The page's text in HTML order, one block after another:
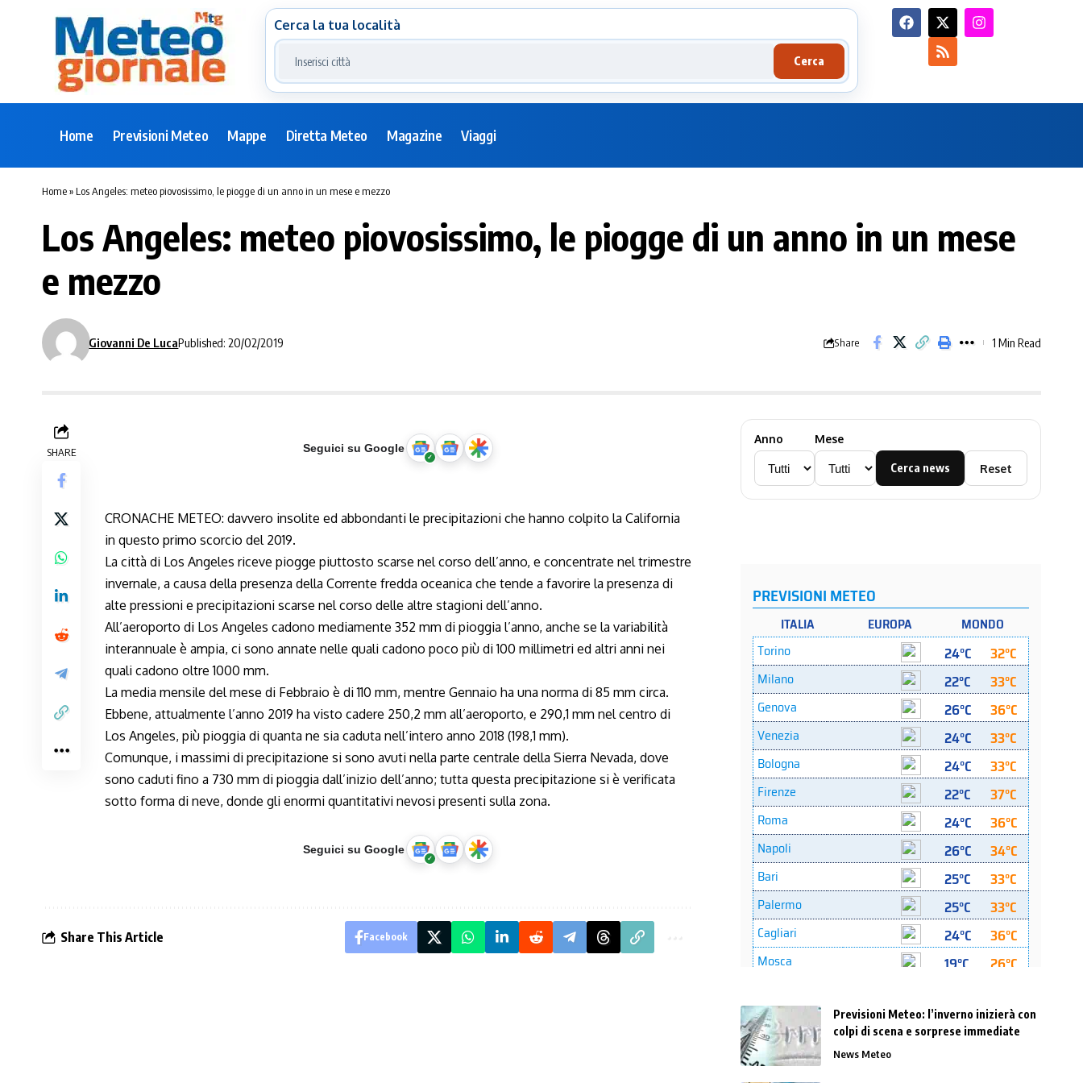
Cerca la tua località
Cerca
Home Previsioni Meteo Mappe Diretta Meteo Magazine Viaggi
Home»Los Angeles: meteo piovosissimo, le piogge di un anno in un mese e mezzo
Los Angeles: meteo piovosissimo, le piogge di un anno in un mese
e mezzo
Giovanni De LucaPublished: 20/02/2019 Share 1 Min Read
SHARE Seguici su Google
CRONACHE METEO: davvero insolite ed abbondanti le precipitazioni che hanno colpito la California
in questo primo scorcio del 2019.
La città di Los Angeles riceve piogge piuttosto scarse nel corso dell’anno, e concentrate nel trimestre
invernale, a causa della presenza della Corrente fredda oceanica che tende a favorire la presenza di
alte pressioni e precipitazioni scarse nel corso delle altre stagioni dell’anno.
All’aeroporto di Los Angeles cadono mediamente 352 mm di pioggia l’anno, anche se la variabilità
interannuale è ampia, ci sono annate nelle quali cadono poco più di 100 millimetri ed altri anni nei
quali cadono oltre 1000 mm.
La media mensile del mese di Febbraio è di 110 mm, mentre Gennaio ha una norma di 85 mm circa.
Ebbene, attualmente l’anno 2019 ha visto cadere 250,2 mm all’aeroporto, e 290,1 mm nel centro di
Los Angeles, più pioggia di quanta ne sia caduta nell’intero anno 2018 (198,1 mm).
Comunque, i massimi di precipitazione si sono avuti nella parte centrale della Sierra Nevada, dove
sono caduti fino a 730 mm di pioggia dall’inizio dell’anno; tutta questa precipitazione si è verificata
sotto forma di neve, donde gli enormi quantitativi nevosi presenti sulla zona.
Seguici su Google
Share This Article Facebook
Anno Mese
Cerca news Reset
Previsioni Meteo: l’inverno inizierà con
colpi di scena e sorprese immediate
News Meteo